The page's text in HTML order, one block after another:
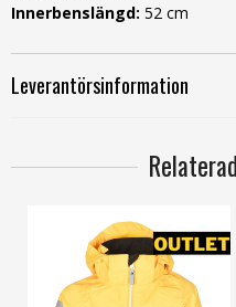
Innerbenslängd: 52 cm
Leverantörsinformation